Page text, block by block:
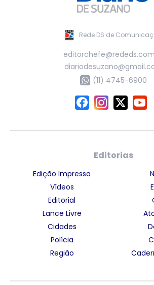
Rede DS de
(11) 4745-6900
Editorias
Edição Impressa
Vídeos
Editorial
Lance Livre
Cidades
Polícia
Região